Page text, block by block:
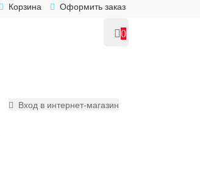
Корзина Оформить заказ
0
Вход в интернет-магазин